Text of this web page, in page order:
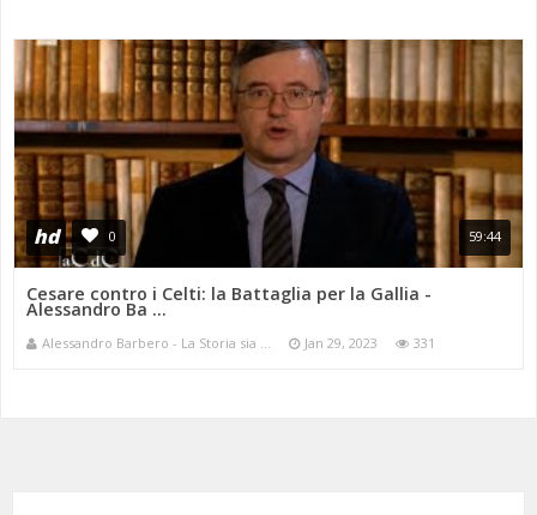
hd 0 59:44
Cesare contro i Celti: la Battaglia per la Gallia -
Alessandro Ba ...
Alessandro Barbero - La Storia sia ... Jan 29, 2023 331